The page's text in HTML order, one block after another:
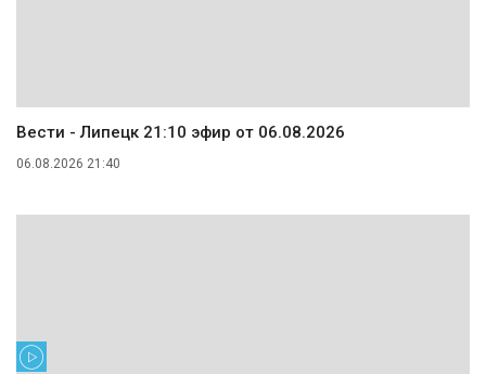
Вести - Липецк 21:10 эфир от 06.08.2026
06.08.2026 21:40